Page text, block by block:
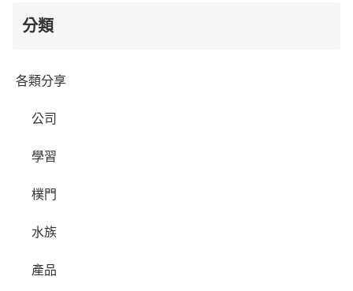
分類
各類分享
公司
學習
樸門
水族
產品